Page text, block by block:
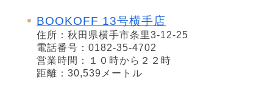
BOOKOFF 13号横手店
住所：秋田県横手市条里3-12-25
電話番号：0182-35-4702
営業時間：１０時から２２時
距離：30,539メートル